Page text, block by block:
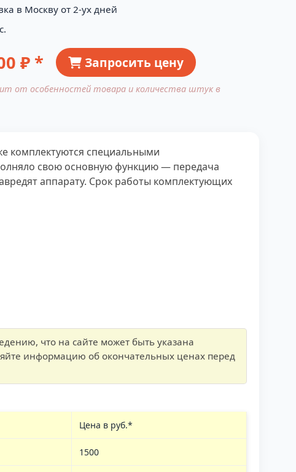
в Москву от 2-ух дней
₽ * Запросить цену
от особенностей товара и количества штук в
комплектуются специальными
свою основную функцию — передача
аппарату. Срок работы комплектующих
что на сайте может быть указана
информацию об окончательных ценах перед
Цена в руб.*
1500